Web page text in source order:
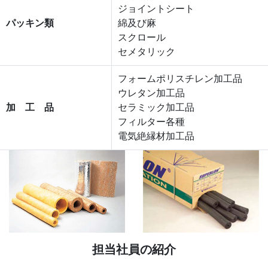
パッキン類
ジョイントシート
綿及び麻
スクロール
セメタリック
加 工 品
フォームポリスチレン加工品
ウレタン加工品
セラミック加工品
フィルター各種
電気絶縁材加工品
担当社員の紹介